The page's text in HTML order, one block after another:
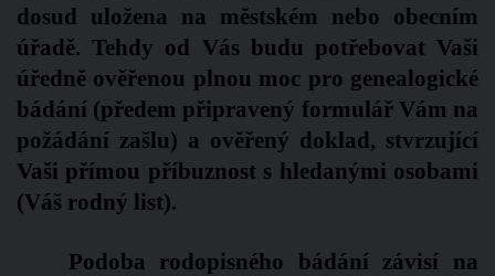
dosud uložena na městském nebo obecním
úřadě. Tehdy od Vás budu potřebovat Vaši
úředně ověřenou plnou moc pro genealogické
bádání (předem připravený formulář Vám na
požádání zašlu) a ověřený doklad, stvrzující
Vaši přímou příbuznost s hledanými osobami
(Váš rodný list).
Podoba rodopisného bádání závisí na